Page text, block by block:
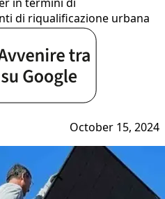
di riqualificazione urbana
October 15, 2024